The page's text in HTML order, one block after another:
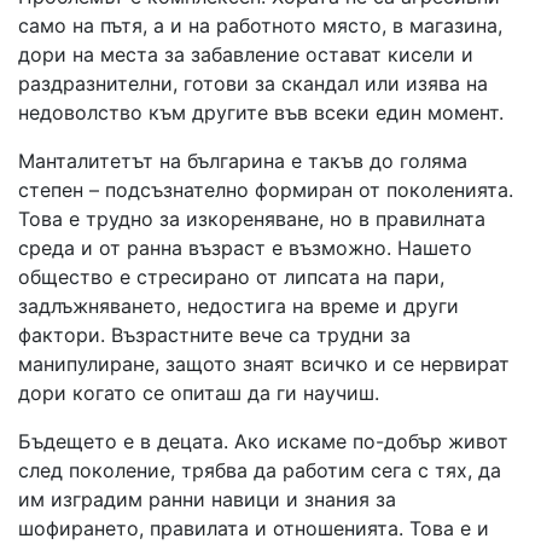
само на пътя, а и на работното място, в магазина,
дори на места за забавление остават кисели и
раздразнителни, готови за скандал или изява на
недоволство към другите във всеки един момент.
Манталитетът на българина е такъв до голяма
степен – подсъзнателно формиран от поколенията.
Това е трудно за изкореняване, но в правилната
среда и от ранна възраст е възможно. Нашето
общество е стресирано от липсата на пари,
задлъжняването, недостига на време и други
фактори. Възрастните вече са трудни за
манипулиране, защото знаят всичко и се нервират
дори когато се опиташ да ги научиш.
Бъдещето е в децата. Ако искаме по-добър живот
след поколение, трябва да работим сега с тях, да
им изградим ранни навици и знания за
шофирането, правилата и отношенията. Това е и